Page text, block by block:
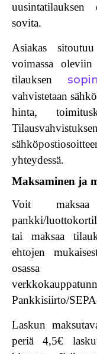
sovita.
Asiakas
voimassa
tilauksen
vahvistetaan
hinta,
yhteydessä.
Maksaminen ja
Voit
pankki/
tai maksaa
ehtojen
osassa
Pankkisiirto/
Laskun
periä 4,5€